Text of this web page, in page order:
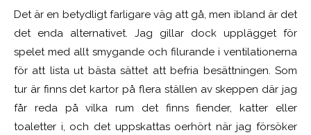
Det är en betydligt farligare väg att gå, men ibland är det
det enda alternativet. Jag gillar dock upplägget för
spelet med allt smygande och filurande i ventilationerna
för att lista ut bästa sättet att befria besättningen. Som
tur är finns det kartor på flera ställen av skeppen där jag
får reda på vilka rum det finns fiender, katter eller
toaletter i, och det uppskattas oerhört när jag försöker